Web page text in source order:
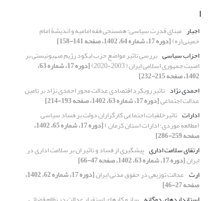
ا
اجبار مبنای قدرت سیاسی: همسنجی فقه امامیه و اندیشۀ امام
خمینی(ره)[دوره 17، شماره 64، 1402، صفحه 141-158]
احزاب سیاسی بررسی تاثیر مواضع حزب لیکود رژیم صهیونیستی بر
امنیت جمهوری اسلامی ایران ( 2003-2020) [دوره 17، شماره 63،
1402، صفحه 215-232]
احمدی نژاد تاثیر رویکرد اقتصادی عدالت محور احمدی‌ نژاد بر تامین
عدالت اجتماعی[دوره 17، شماره 63، 1402، صفحه 193-214]
ادارات تاثیرخلقیات اجتماعی کارگزاران دولت بر فساد سیاسی
(مطالعه موردی: ادارات استان کرمان ) [دوره 17، شماره 65، 1402،
صفحه 259-286]
ارتقای سلامت اداری پیشگیری از فساد و تاثیر ان بر سلامت اداری در
ایران[دوره 17، شماره 63، 1402، صفحه 47-66]
ارث عدالت توزیعی در حقوق مدنی ایران [دوره 17، شماره 62، 1402،
صفحه 27-46]